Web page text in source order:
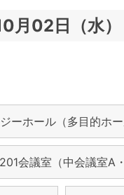
ーホール（多目的ホー
201会議室（中会議室A